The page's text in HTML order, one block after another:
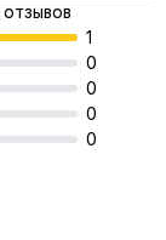
1
0
0
0
0